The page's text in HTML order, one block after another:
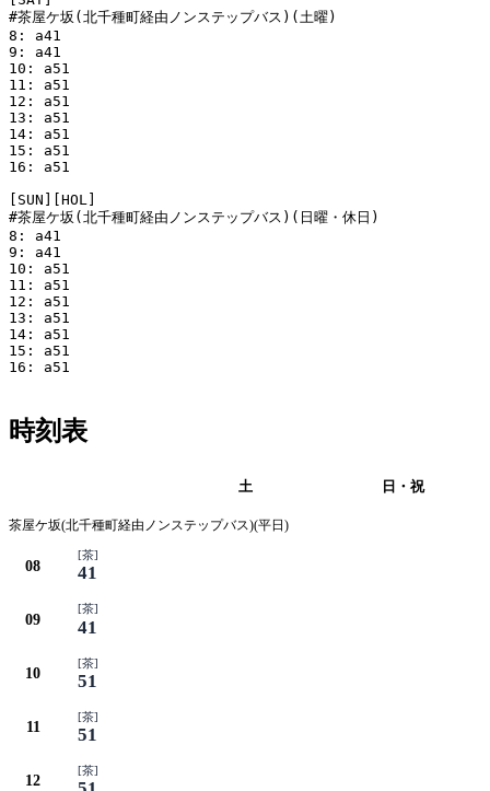
#茶屋ケ坂(北千種町経由ノンステップバス)(土曜)
8: a41
9: a41
10: a51
11: a51
12: a51
13: a51
14: a51
15: a51
16: a51
[SUN][HOL]
#茶屋ケ坂(北千種町経由ノンステップバス)(日曜・休日)
8: a41
9: a41
10: a51
11: a51
12: a51
13: a51
14: a51
15: a51
16: a51
時刻表
土 日・祝
茶屋ケ坂(北千種町経由ノンステップバス)(平日)
08
[茶]
41
09
[茶]
41
10
[茶]
51
11
[茶]
51
12
[茶]